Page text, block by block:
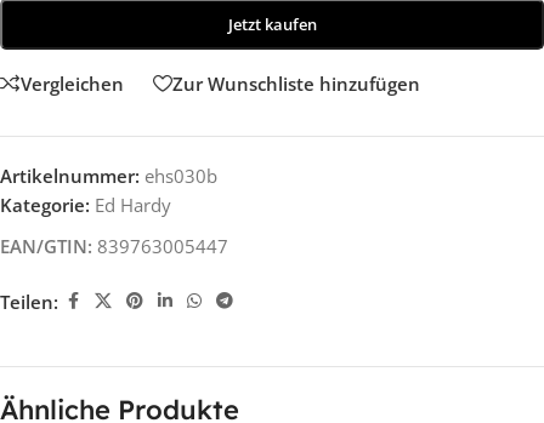
Jetzt kaufen
Vergleichen Zur Wunschliste hinzufügen
Artikelnummer: ehs030b
Kategorie: Ed Hardy
EAN/GTIN: 839763005447
Teilen:
Ähnliche Produkte